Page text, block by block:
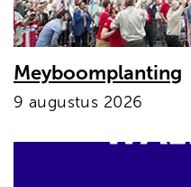
Meyboomplanting
9 augustus 2026